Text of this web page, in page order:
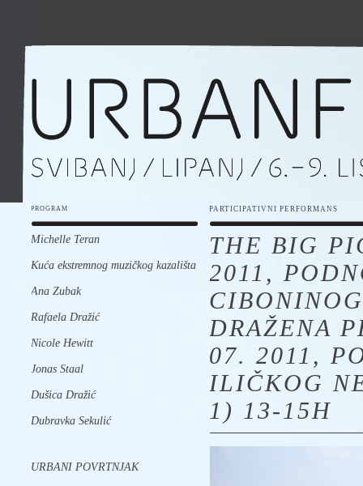
PROGRAM
Michelle Teran
Kuća ekstremnog muzičkog kazališta
Ana Zubak
Rafaela Dražić
Nicole Hewitt
Jonas Staal
Dušica Dražić
Dubravka Sekulić
URBANI POVRTNJAK
PARTICIPATIVNI PERFORMANS
THE BIG
2011,
DRAŽENA
07. 2011,
ILIČKOG
1) 13-15H